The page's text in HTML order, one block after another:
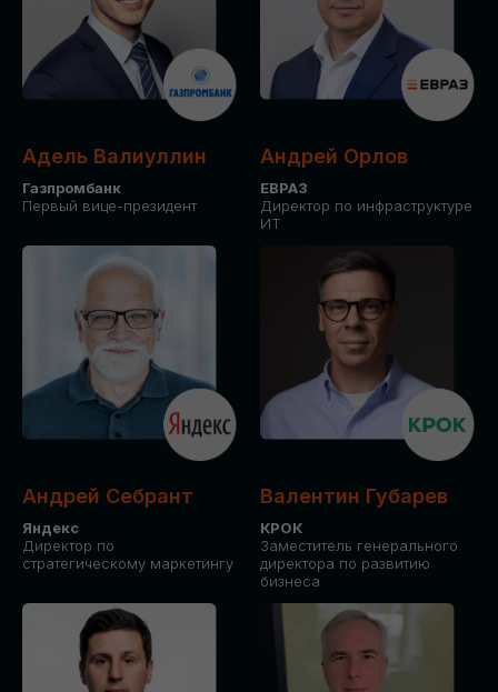
Адель Валиуллин
Газпромбанк
Первый вице-президент
Андрей Орлов
ЕВРАЗ
Директор по инфраструктуре
ИТ
Андрей Себрант
Яндекс
Директор по
стратегическому маркетингу
Валентин Губарев
КРОК
Заместитель генерального
директора по развитию
бизнеса